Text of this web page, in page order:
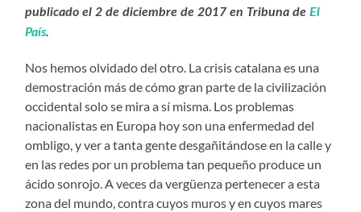
publicado el 2 de diciembre de 2017 en Tribuna deEl
País.
Nos hemos olvidado del otro. La crisis catalana es una
demostración más de cómo gran parte de la civilización
occidental solo se mira a sí misma. Los problemas
nacionalistas en Europa hoy son una enfermedad del
ombligo, y ver a tanta gente desgañitándose en la calle y
en las redes por un problema tan pequeño produce un
ácido sonrojo. A veces da vergüenza pertenecer a esta
zona del mundo, contra cuyos muros y en cuyos mares